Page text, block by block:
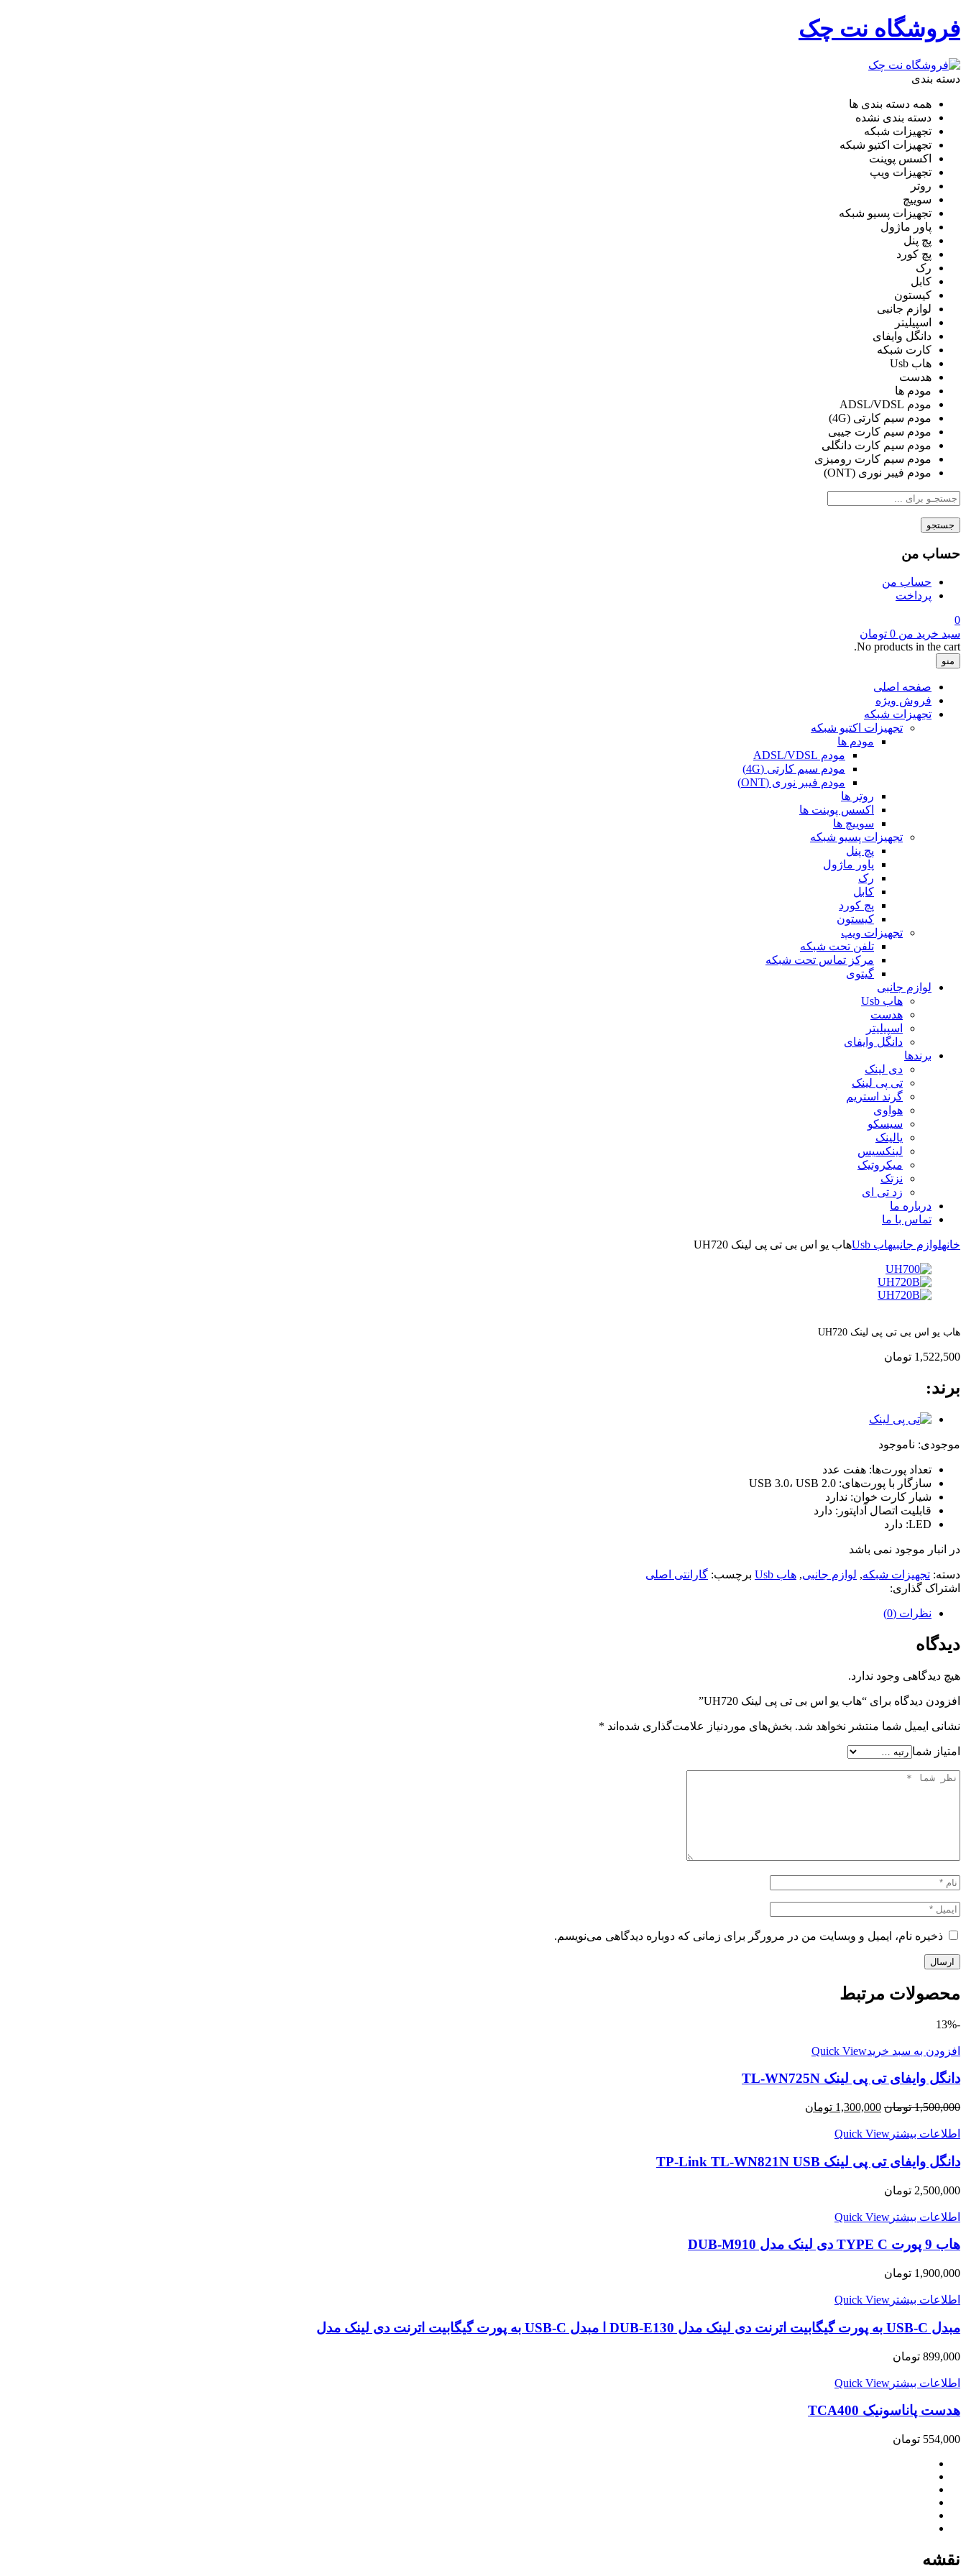
فروشگاه نت چک
دسته بندی
همه دسته بندی ها
دسته بندی نشده
تجهیزات شبکه
تجهیزات اکتیو شبکه
اکسس پوینت
تجهیزات ویپ
روتر
سوییچ
تجهیزات پسیو شبکه
پاور ماژول
پچ پنل
پچ کورد
رک
کابل
کیستون
لوازم جانبی
اسپیلیتر
دانگل وایفای
کارت شبکه
هاب Usb
هدست
مودم ها
مودم ADSL/VDSL
مودم سیم کارتی (4G)
مودم سیم کارت جیبی
مودم سیم کارت دانگلی
مودم سیم کارت رومیزی
مودم فیبر نوری (ONT)
جستجو
حساب من
حساب من
پرداخت
0
سبد خرید من 0 تومان
No products in the cart.
منو
صفحه اصلی
فروش ویژه
تجهیزات شبکه
تجهیزات اکتیو شبکه
مودم ها
مودم ADSL/VDSL
مودم سیم کارتی (4G)
مودم فیبر نوری (ONT)
روتر ها
اکسس پوینت ها
سوییچ ها
تجهیزات پسیو شبکه
پچ پنل
پاور ماژول
رک
کابل
پچ کورد
کیستون
تجهیزات ویپ
تلفن تحت شبکه
مرکز تماس تحت شبکه
گیتوی
لوازم جانبی
هاب Usb
هدست
اسپیلیتر
دانگل وایفای
برندها
دی لینک
تی پی لینک
گرند استریم
هواوی
سیسکو
یالینک
لینکسیس
میکروتیک
نزتک
زد تی ای
درباره ما
تماس با ما
خانهلوازم جانبیهاب Usb هاب یو اس بی تی پی لینک UH720
هاب یو اس بی تی پی لینک UH720
1,522,500 تومان
برند:
موجودی: ناموجود
تعداد پورت‌ها: هفت عدد
سازگار با پورت‌های: USB 3.0، USB 2.0
شیار کارت خوان: ندارد
قابلیت اتصال آداپتور: دارد
LED: دارد
در انبار موجود نمی باشد
دسته: تجهیزات شبکه, لوازم جانبی, هاب Usb برچسب: گارانتی اصلی
اشتراک گذاری:
نظرات (0)
دیدگاه
هیچ دیدگاهی وجود ندارد.
افزودن دیدگاه برای “هاب یو اس بی تی پی لینک UH720”
نشانی ایمیل شما منتشر نخواهد شد. بخش‌های موردنیاز علامت‌گذاری شده‌اند *
امتیاز شما
ذخیره نام، ایمیل و وبسایت من در مرورگر برای زمانی که دوباره دیدگاهی می‌نویسم.
محصولات مرتبط
-13%
افزودن به سبد خریدQuick View
دانگل وایفای تی پی لینک TL-WN725N
1,500,000 تومان 1,300,000 تومان
اطلاعات بیشتر Quick View
دانگل وایفای تی پی لینک TP-Link TL-WN821N USB
2,500,000 تومان
اطلاعات بیشتر Quick View
هاب 9 پورت TYPE C دی لینک مدل DUB-M910
1,900,000 تومان
اطلاعات بیشتر Quick View
مبدل USB-C به پورت گیگابیت اترنت دی لینک مدل DUB-E130 ا مبدل USB-C به پورت گیگابیت اترنت دی لینک مدل
899,000 تومان
اطلاعات بیشتر Quick View
هدست پاناسونیک TCA400
554,000 تومان
نقشه